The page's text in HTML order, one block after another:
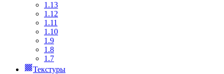
1.13
1.12
1.11
1.10
1.9
1.8
1.7
Текстуры